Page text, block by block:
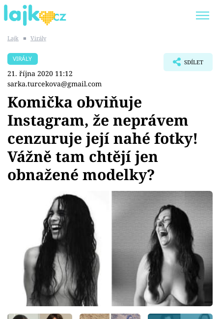
SHOPAHOLICADEL
Témata
Showbyznys
Youtubeři
Sex a vztahy
Videa
Sledujte prima+
Přihlášení
Lajk ■ Virály
VIRÁLY
21. října 2020 11:12
sarka.turcekova@gmail.com
SDÍLET
Komička obviňuje
Instagram, že neprávem
cenzuruje její nahé fotky!
Vážně tam chtějí jen
obnažené modelky?